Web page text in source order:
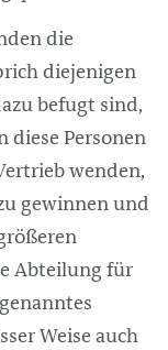
die
diejenigen
befugt sind,
diese Personen
wenden,
gewinnen und
Abteilung für
Weise auch